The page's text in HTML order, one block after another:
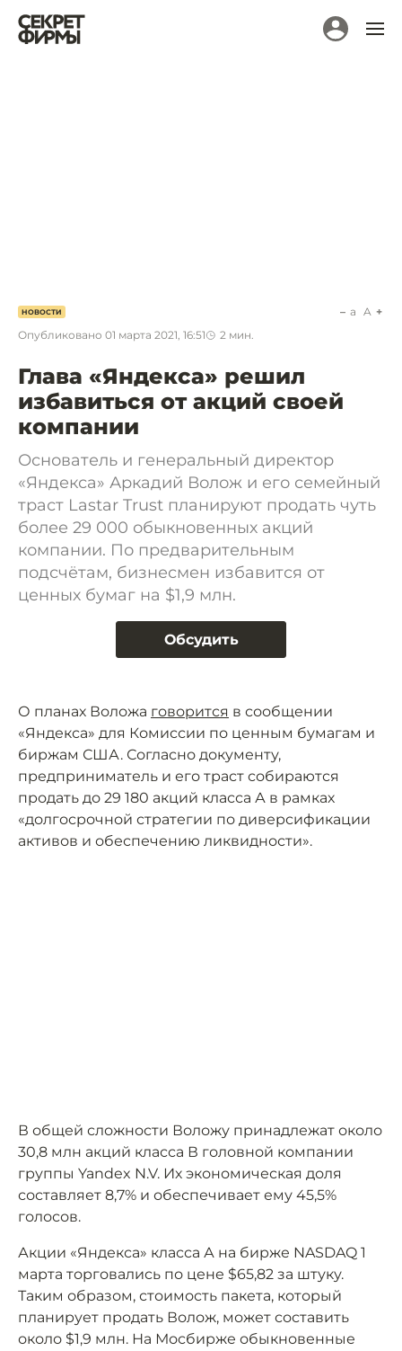
НОВОСТИ
Опубликовано 01 марта 2021, 16:51 2 мин.
a A
Глава «Яндекса» решил
избавиться от акций своей
компании
Основатель и генеральный директор
«Яндекса» Аркадий Волож и его семейный
траст Lastar Trust планируют продать чуть
более 29 000 обыкновенных акций
компании. По предварительным
подсчётам, бизнесмен избавится от
ценных бумаг на $1,9 млн.
Обсудить
О планах Воложа говорится в сообщении
«Яндекса» для Комиссии по ценным бумагам и
биржам США. Согласно документу,
предприниматель и его траст собираются
продать до 29 180 акций класса А в рамках
«долгосрочной стратегии по диверсификации
активов и обеспечению ликвидности».
В общей сложности Воложу принадлежат около
30,8 млн акций класса В головной компании
группы Yandex N.V. Их экономическая доля
составляет 8,7% и обеспечивает ему 45,5%
голосов.
Акции «Яндекса» класса А на бирже NASDAQ 1
марта торговались по цене $65,82 за штуку.
Таким образом, стоимость пакета, который
планирует продать Волож, может составить
около $1,9 млн. На Мосбирже обыкновенные